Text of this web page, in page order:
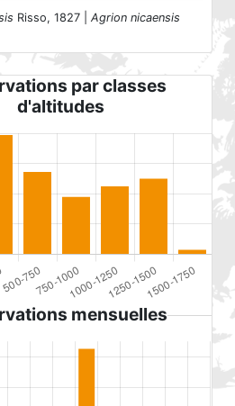
Risso, 1827 | Agrion nicaensis
par classes
d'altitudes
mensuelles